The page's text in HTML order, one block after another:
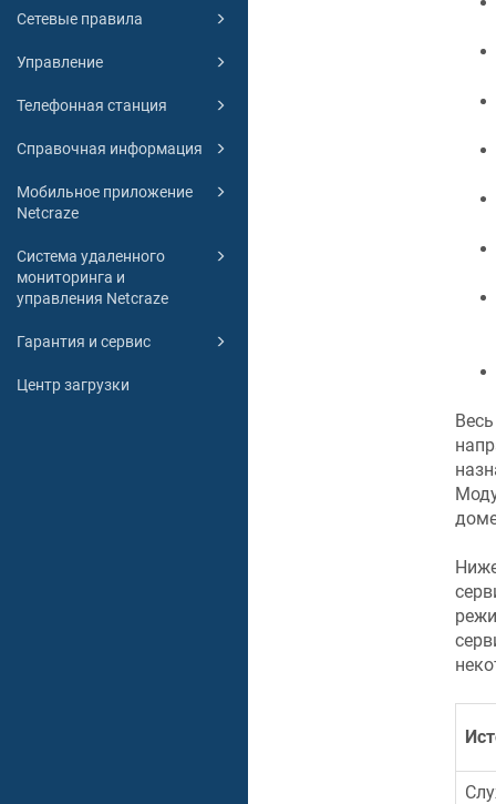
Сетевые правила
Управление
Телефонная станция
Справочная информация
Мобильное приложение
Netcraze
Система удаленного
мониторинга и
управления Netcraze
Гарантия и сервис
Центр загрузки